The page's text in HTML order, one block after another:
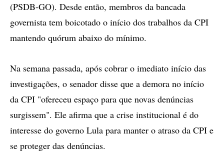
(PSDB-GO). Desde então, membros da bancada
governista tem boicotado o início dos trabalhos da CPI
mantendo quórum abaixo do mínimo.
Na semana passada, após cobrar o imediato início das
investigações, o senador disse que a demora no início
da CPI "ofereceu espaço para que novas denúncias
surgissem". Ele afirma que a crise institucional é do
interesse do governo Lula para manter o atraso da CPI e
se proteger das denúncias.